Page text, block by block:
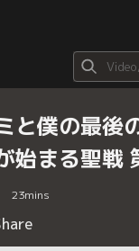
と僕の最後
始まる聖戦
23mins